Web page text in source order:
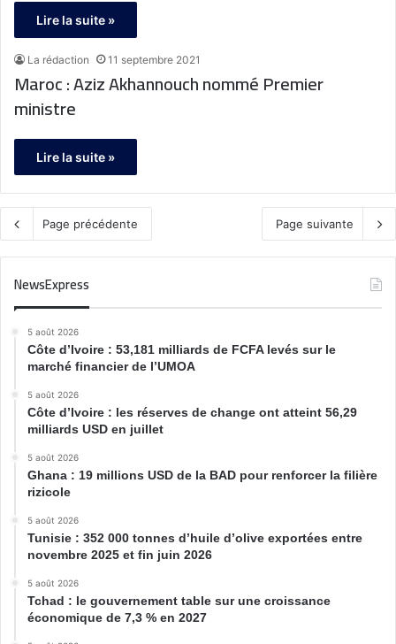
Lire la suite »
La rédaction 11 septembre 2021
Maroc : Aziz Akhannouch nommé Premier
ministre
Lire la suite »
Page précédente Page suivante
NewsExpress
5 août 2026
Côte d’Ivoire : 53,181 milliards de FCFA levés sur le
marché financier de l’UMOA
5 août 2026
Côte d’Ivoire : les réserves de change ont atteint 56,29
milliards USD en juillet
5 août 2026
Ghana : 19 millions USD de la BAD pour renforcer la filière
rizicole
5 août 2026
Tunisie : 352 000 tonnes d’huile d’olive exportées entre
novembre 2025 et fin juin 2026
5 août 2026
Tchad : le gouvernement table sur une croissance
économique de 7,3 % en 2027